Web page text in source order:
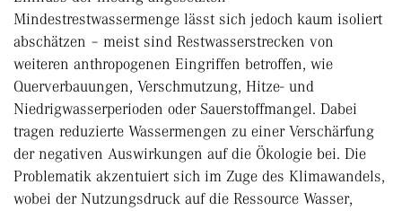
Mindestrestwassermenge lässt sich jedoch kaum isoliert
abschätzen – meist sind Restwasserstrecken von
weiteren anthropogenen Eingriffen betroffen, wie
Querverbauungen, Verschmutzung, Hitze- und
Niedrigwasserperioden oder Sauerstoffmangel. Dabei
tragen reduzierte Wassermengen zu einer Verschärfung
der negativen Auswirkungen auf die Ökologie bei. Die
Problematik akzentuiert sich im Zuge des Klimawandels,
wobei der Nutzungsdruck auf die Ressource Wasser,